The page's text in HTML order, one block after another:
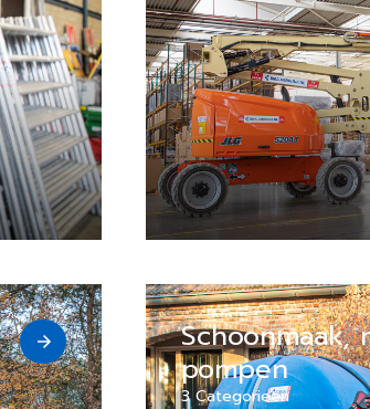
Schoonmaak,
pompen
3 Categorieën